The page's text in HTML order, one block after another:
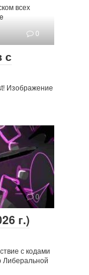
всех
0
с
Изображение
0
г.)
с кодами
Либеральной